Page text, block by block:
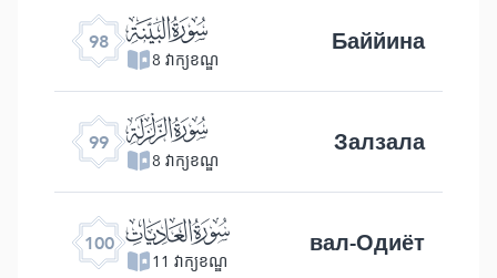
98 ﰏ
8 វាក្យខណ្ឌ Баййина
99 ﰐ
8 វាក្យខណ្ឌ Залзала
100 ﰑ
11 វាក្យខណ្ឌ вал-Одиёт